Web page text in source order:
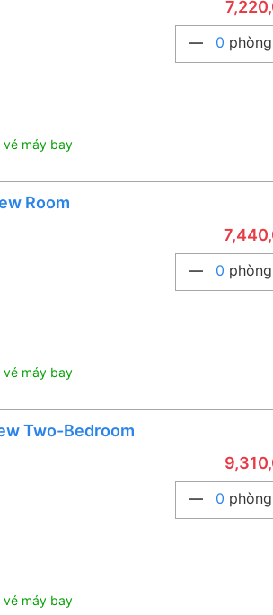
vé máy bay
0 phòng
Room
vé máy bay
0 phòng
Two-Bedroom
vé máy bay
0 phòng